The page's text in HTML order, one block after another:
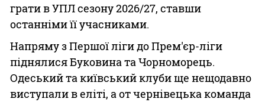
грати в УПЛ сезону 2026/27, ставши
останніми її учасниками.
Напряму з Першої ліги до Прем'єр-ліги
піднялися Буковина та Чорноморець.
Одеський та київський клуби ще нещодавно
виступали в еліті, а от чернівецька команда